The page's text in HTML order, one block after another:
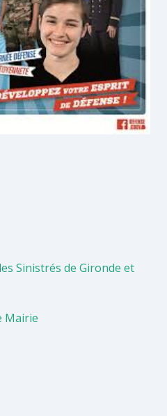
Sinistrés de Gironde et
Mairie